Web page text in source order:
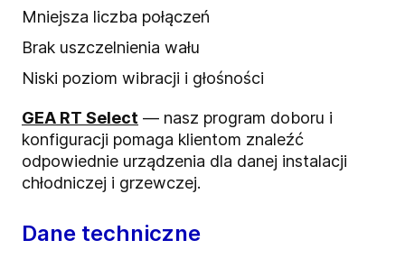
Mniejsza liczba połączeń
Brak uszczelnienia wału
Niski poziom wibracji i głośności
GEA RT Select — nasz program doboru i
konfiguracji pomaga klientom znaleźć
odpowiednie urządzenia dla danej instalacji
chłodniczej i grzewczej.
Dane techniczne